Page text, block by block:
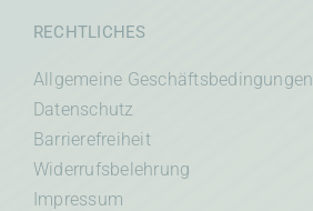
RECHTLICHES
Allgemeine Geschäftsbedingungen
Datenschutz
Barrierefreiheit
Widerrufsbelehrung
Impressum